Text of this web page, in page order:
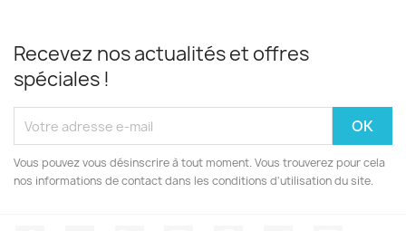
Recevez nos actualités et offres
spéciales !
Vous pouvez vous désinscrire à tout moment. Vous trouverez pour cela
nos informations de contact dans les conditions d'utilisation du site.